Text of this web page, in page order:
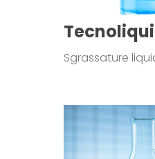
Sgrassature